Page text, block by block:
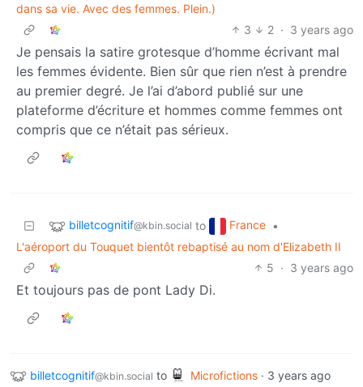
dans sa vie. Avec des femmes. Plein.)
3
2 · 3 years ago
Je pensais la satire grotesque d’homme écrivant mal
les femmes évidente. Bien sûr que rien n’est à prendre
au premier degré. Je l’ai d’abord publié sur une
plateforme d’écriture et hommes comme femmes ont
compris que ce n’était pas sérieux.
billetcognitif@kbin.social to France •
L'aéroport du Touquet bientôt rebaptisé au nom d'Elizabeth II
5 · 3 years ago
Et toujours pas de pont Lady Di.
billetcognitif@kbin.social to Microfictions · 3 years ago